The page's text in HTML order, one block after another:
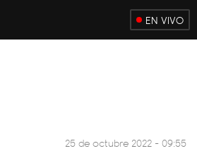
EN VIVO
25 de octubre 2022 - 09:55